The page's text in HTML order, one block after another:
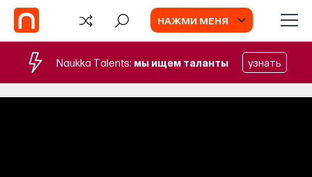
НАЖМИ МЕНЯ
Naukka Talents: мы ищем таланты узнать
СОБЫТИЯ